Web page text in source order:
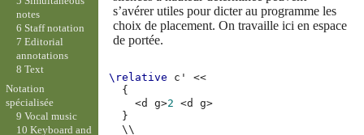
s’avérer utiles pour dicter au programme les
choix de placement. On travaille ici en espace
de portée.
\relative c'
<<
{
<d g>2 <d g>
}
\\
notes
6 Staff notation
7 Editorial
annotations
8 Text
Notation
spécialisée
9 Vocal music
10 Keyboard and